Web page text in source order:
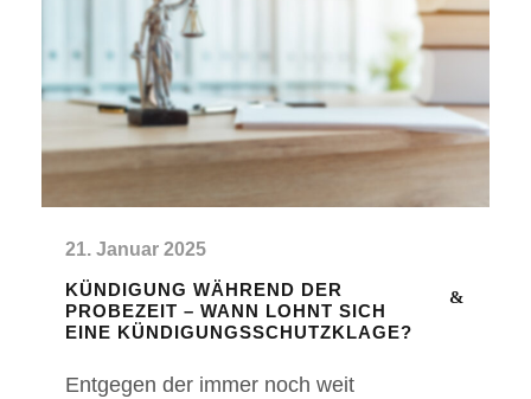
21. Januar 2025
KÜNDIGUNG WÄHREND DER
PROBEZEIT – WANN LOHNT SICH
EINE KÜNDIGUNGSSCHUTZKLAGE?
Entgegen der immer noch weit